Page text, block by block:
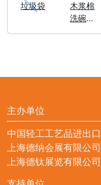
垃圾袋
木浆棉
洗碗海
主办单位
中国轻工工艺品进出
上海德纳会展有限公司
上海德钛展览有限公司